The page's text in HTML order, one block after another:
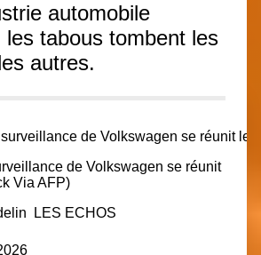
automobile
les tabous tombent les
autres.
de Volkswagen se réunit
Via AFP)
LES ECHOS